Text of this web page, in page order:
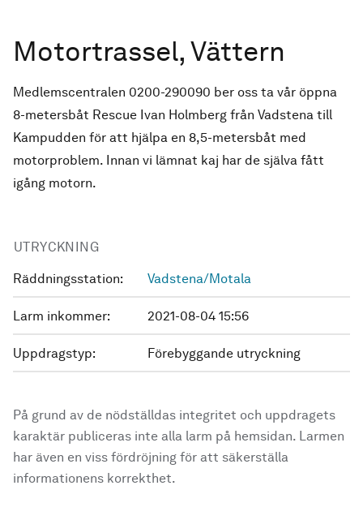
Motortrassel, Vättern
Medlemscentralen 0200-290090 ber oss ta vår öppna
8-metersbåt Rescue Ivan Holmberg från Vadstena till
Kampudden för att hjälpa en 8,5-metersbåt med
motorproblem. Innan vi lämnat kaj har de själva fått
igång motorn.
UTRYCKNING
Räddningsstation: Vadstena/Motala
Larm inkommer: 2021-08-04 15:56
Uppdragstyp: Förebyggande utryckning
På grund av de nödställdas integritet och uppdragets
karaktär publiceras inte alla larm på hemsidan. Larmen
har även en viss fördröjning för att säkerställa
informationens korrekthet.